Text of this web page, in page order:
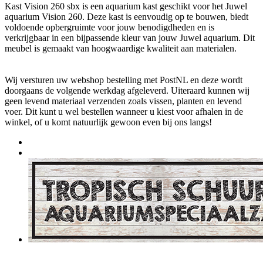
Kast Vision 260 sbx is een aquarium kast geschikt voor het Juwel
aquarium Vision 260. Deze kast is eenvoudig op te bouwen, biedt
voldoende opbergruimte voor jouw benodigdheden en is
verkrijgbaar in een bijpassende kleur van jouw Juwel aquarium. Dit
meubel is gemaakt van hoogwaardige kwaliteit aan materialen.
Wij versturen uw webshop bestelling met PostNL en deze wordt
doorgaans de volgende werkdag afgeleverd. Uiteraard kunnen wij
geen levend materiaal verzenden zoals vissen, planten en levend
voer. Dit kunt u wel bestellen wanneer u kiest voor afhalen in de
winkel, of u komt natuurlijk gewoon even bij ons langs!